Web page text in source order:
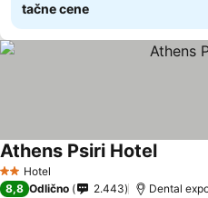
tačne cene
2 Zvezdice
Hotel
Athens Psiri Hotel
8,8 Odlično 2.443 Dental